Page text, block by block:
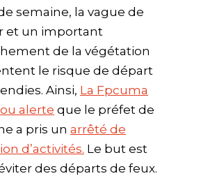
semaine, la vague de
et un important
de la végétation
le risque de départ
Ainsi, La Fpcuma
alerte que le préfet de
a pris un arrêté de
d’activités. Le but est
des départs de feux.